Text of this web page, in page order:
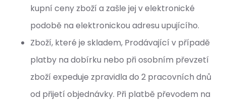
kupní ceny zboží a zašle jej v elektronické
podobě na elektronickou adresu upujícího.
Zboží, které je skladem, Prodávající v případě
platby na dobírku nebo při osobním převzetí
zboží expeduje zpravidla do 2 pracovních dnů
od přijetí objednávky. Při platbě převodem na